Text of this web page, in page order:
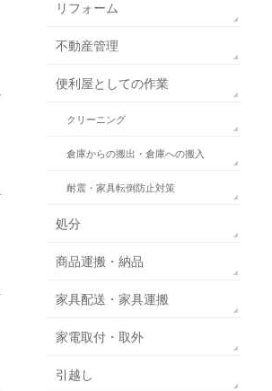
リフォーム
不動産管理
便利屋としての作業
クリーニング
倉庫からの搬出・倉庫への搬入
耐震・家具転倒防止対策
処分
商品運搬・納品
家具配送・家具運搬
家電取付・取外
引越し